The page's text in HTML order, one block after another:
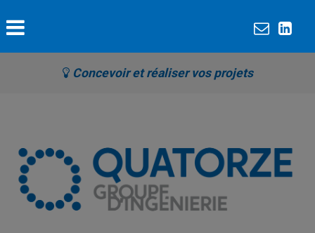
Concevoir et réaliser vos projets